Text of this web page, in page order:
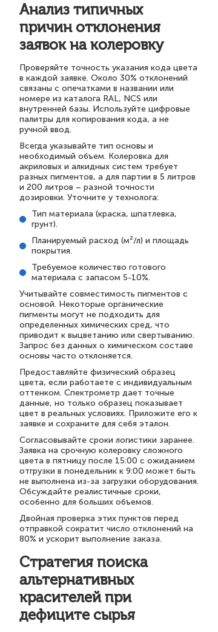
Анализ типичных
причин отклонения
заявок на колеровку
Проверяйте точность указания кода цвета
в каждой заявке. Около 30% отклонений
связаны с опечатками в названии или
номере из каталога RAL, NCS или
внутренней базы. Используйте цифровые
палитры для копирования кода, а не
ручной ввод.
Всегда указывайте тип основы и
необходимый объем. Колеровка для
акриловых и алкидных систем требует
разных пигментов, а для партии в 5 литров
и 200 литров – разной точности
дозировки. Уточните у технолога:
Тип материала (краска, шпатлевка,
грунт).
Планируемый расход (м²/л) и площадь
покрытия.
Требуемое количество готового
материала с запасом 5-10%.
Учитывайте совместимость пигментов с
основой. Некоторые органические
пигменты могут не подходить для
определенных химических сред, что
приводит к выцветанию или свертыванию.
Запрос без данных о химическом составе
основы часто отклоняется.
Предоставляйте физический образец
цвета, если работаете с индивидуальным
оттенком. Спектрометр дает точные
данные, но только образец показывает
цвет в реальных условиях. Приложите его к
заявке и сохраните для себя эталон.
Согласовывайте сроки логистики заранее.
Заявка на срочную колеровку сложного
цвета в пятницу после 15:00 с ожиданием
отгрузки в понедельник к 9:00 может быть
не выполнена из-за загрузки оборудования.
Обсуждайте реалистичные сроки,
особенно для больших объемов.
Двойная проверка этих пунктов перед
отправкой сократит число отклонений на
80% и ускорит выполнение заказа.
Стратегия поиска
альтернативных
красителей при
дефиците сырья